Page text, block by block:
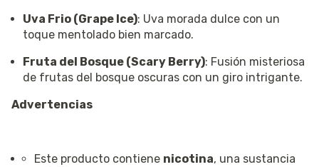
Uva Frio (Grape Ice): Uva morada dulce con un
toque mentolado bien marcado.
Fruta del Bosque (Scary Berry): Fusión misteriosa
de frutas del bosque oscuras con un giro intrigante.
Advertencias
Este producto contiene nicotina, una sustancia